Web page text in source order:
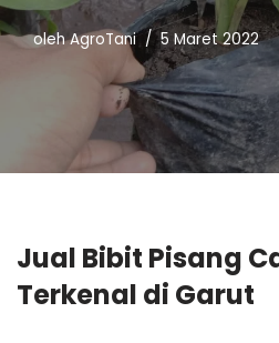
olehAgroTani 5 Maret 2022
Jual Bibit Pisang
Terkenal di Garut